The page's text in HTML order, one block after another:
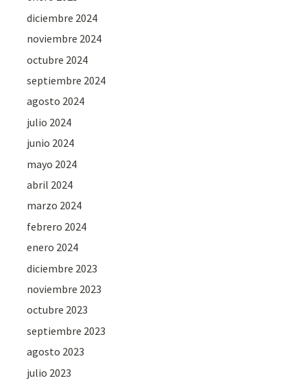
diciembre 2024
noviembre 2024
octubre 2024
septiembre 2024
agosto 2024
julio 2024
junio 2024
mayo 2024
abril 2024
marzo 2024
febrero 2024
enero 2024
diciembre 2023
noviembre 2023
octubre 2023
septiembre 2023
agosto 2023
julio 2023